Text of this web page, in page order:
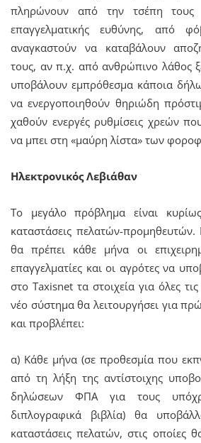
πληρώνουν από την τσέπη τους
επαγγελματικής ευθύνης, από
αναγκαστούν να καταβάλουν
τους, αν π.χ. από ανθρώπινο λάθος
υποβάλουν εμπρόθεσμα κάποια
να ενεργοποιηθούν θηριώδη
χαθούν ενεργές ρυθμίσεις χρεών
να μπει στη «μαύρη λίστα» των
Ηλεκτρονικός Λεβιάθαν
Το μεγάλο πρόβλημα είναι
καταστάσεις πελατών-
θα πρέπει κάθε μήνα οι
επαγγελματίες και οι αγρότες να
στο Taxisnet τα στοιχεία για όλες
νέο σύστημα θα λειτουργήσει για
και προβλέπει:
α) Κάθε μήνα (σε προθεσμία που
από τη λήξη της αντίστοιχης
δηλώσεων ΦΠΑ για τους
διπλογραφικά βιβλία) θα
καταστάσεις πελατών, στις οποίες